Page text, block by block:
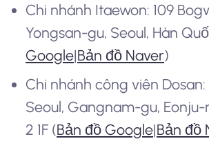
Chi nhánh Itaewon: 109
Yongsan-gu, Seoul, Hàn
Google|Bản đồ Naver)
Chi nhánh công viên Dosan:
Seoul, Gangnam-gu, Eonju-
2 1F (Bản đồ Google|Bản đồ